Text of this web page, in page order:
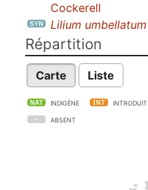
Cockerell
Lilium umbellatum
Répartition
Carte Liste
INDIGÈNE INTRODUIT
ABSENT